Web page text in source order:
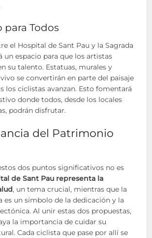
para Todos
el Hospital de Sant Pau y la Sagrada
un espacio para que los artistas
su talento. Estatuas, murales y
se convertirán en parte del paisaje
los ciclistas avanzan. Esto fomentará
donde todos, desde los locales
podrán disfrutar.
del Patrimonio
dos puntos significativos no es
de Sant Pau representa la
, un tema crucial, mientras que la
es un símbolo de la dedicación y la
Al unir estas dos propuestas,
la importancia de cuidar su
Cada ciclista que pase por allí se